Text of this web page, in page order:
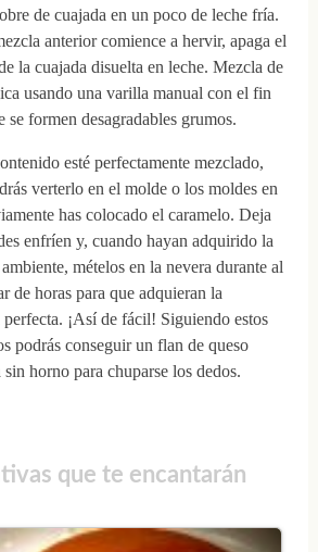
de cuajada en un poco de leche fría.
anterior comience a hervir, apaga el
la cuajada disuelta en leche. Mezcla de
usando una varilla manual con el fin
se formen desagradables grumos.
esté perfectamente mezclado,
verterlo en el molde o los moldes en
has colocado el caramelo. Deja
enfríen y, cuando hayan adquirido la
mételos en la nevera durante al
de horas para que adquieran la
perfecta. ¡Así de fácil! Siguiendo estos
podrás conseguir un flan de queso
horno para chuparse los dedos.
que te encantarán